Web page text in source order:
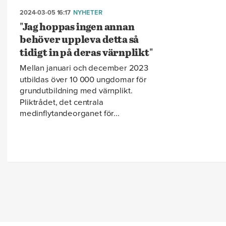
2024-03-05 16:17 NYHETER
"Jag hoppas ingen annan
behöver uppleva detta så
tidigt in på deras värnplikt"
Mellan januari och december 2023
utbildas över 10 000 ungdomar för
grundutbildning med värnplikt.
Pliktrådet, det centrala
medinflytandeorganet för...